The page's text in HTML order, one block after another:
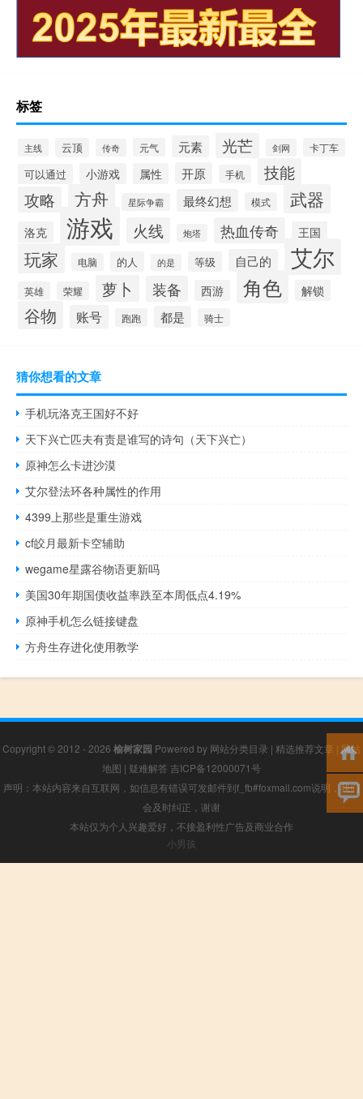
标签
主线 云顶 传奇 元气 元素 光芒 剑网 卡丁车
可以通过 小游戏 属性 开原 手机 技能
攻略 方舟 星际争霸 最终幻想 模式 武器
洛克 游戏 火线 炮塔 热血传奇 王国
玩家 电脑 的人 的是 等级 自己的 艾尔
英雄 荣耀 萝卜 装备 西游 角色 解锁
谷物 账号 跑跑 都是 骑士
猜你想看的文章
手机玩洛克王国好不好
天下兴亡匹夫有责是谁写的诗句（天下兴亡）
原神怎么卡进沙漠
艾尔登法环各种属性的作用
4399上那些是重生游戏
cf皎月最新卡空辅助
wegame星露谷物语更新吗
美国30年期国债收益率跌至本周低点4.19%
原神手机怎么链接键盘
方舟生存进化使用教学
Copyright © 2012 - 2026 榆树家园 Powered by 网站分类目录 | 精选推荐文章 | 网站
地图 | 疑难解答 吉ICP备12000071号
声明：本站内容来自互联网，如信息有错误可发邮件到f_fb#foxmail.com说明，我们
会及时纠正，谢谢
本站仅为个人兴趣爱好，不接盈利性广告及商业合作
小男孩